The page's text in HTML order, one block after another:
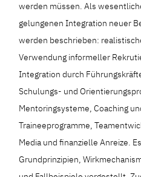
werden müssen. Als
gelungenen Integration neuer
werden beschrieben:
Verwendung informeller
Integration durch
Schulungs- und
Mentoringsysteme, Coaching
Traineeprogramme,
Media und finanzielle Anreize.
Grundprinzipien,